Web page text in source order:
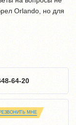
Orlando, но для
64-20
МНЕ